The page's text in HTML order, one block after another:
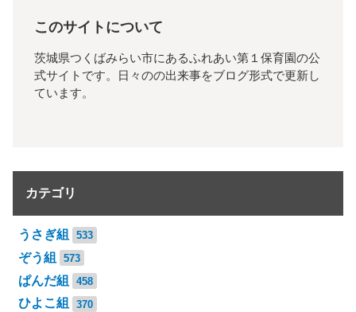
このサイトについて
茨城県つくばみらい市にあるふれあい第１保育園の公
式サイトです。日々のの出来事をブログ形式で更新し
ています。
カテゴリ
うさぎ組 533
ぞう組 573
ぱんだ組 458
ひよこ組 370